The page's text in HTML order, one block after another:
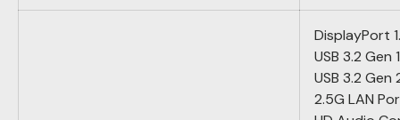
DisplayPort
USB 3.2
USB 3.2
2.5G LAN